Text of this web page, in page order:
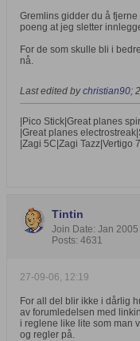
Gremlins gidder du å
poeng at jeg sletter
For de som skulle bli i
nå.
Last edited bychristian90;
|Pico Stick|Great planes
|Great planes
|Zagi 5C|Zagi Tazz|Vertigo
Tintin
Join Date: Jan 2005
Posts: 4631
27-09-06, 12:19
For all del blir ikke i dårlig
av forumledelsen med
i reglene like lite som man
og regler på.